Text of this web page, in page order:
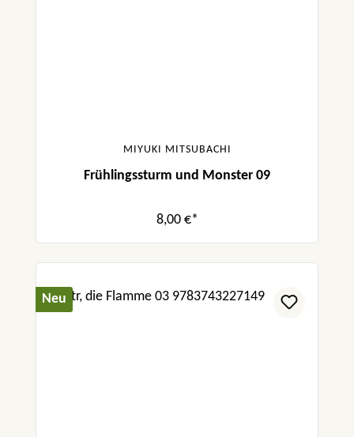
MIYUKI MITSUBACHI
Frühlingssturm und Monster 09
8,00 €*
Neu